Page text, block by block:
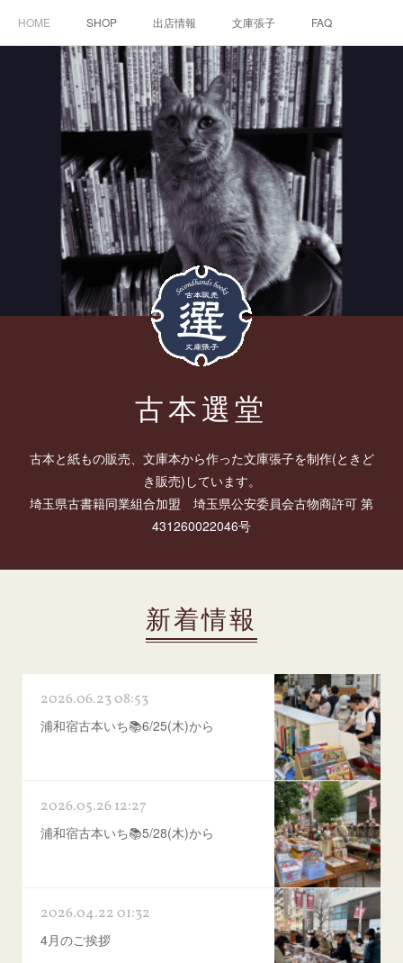
HOME SHOP 出店情報 文庫張子 FAQ
古本選堂
古本と紙もの販売、文庫本から作った文庫張子を制作(ときど
き販売)しています。
埼玉県古書籍同業組合加盟 埼玉県公安委員会古物商許可 第
431260022046号
新着情報
2026.06.23 08:53
浦和宿古本いち📚6/25(木)から
2026.05.26 12:27
浦和宿古本いち📚5/28(木)から
2026.04.22 01:32
4月のご挨拶